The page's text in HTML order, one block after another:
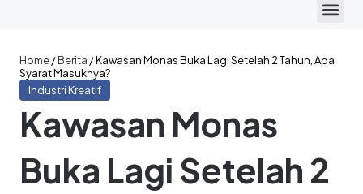
Home/Berita /Kawasan Monas Buka Lagi Setelah 2 Tahun, Apa
Syarat Masuknya?
Industri Kreatif
Kawasan Monas
Buka Lagi Setelah 2